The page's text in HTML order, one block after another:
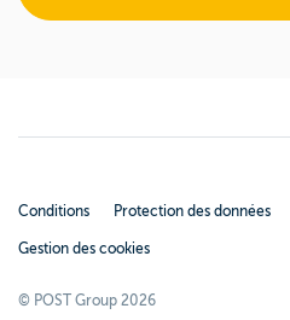
Conditions Protection des données
Gestion des cookies
© POST Group 2026